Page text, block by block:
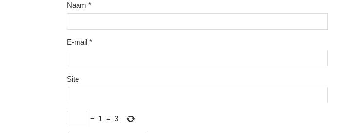
Naam *
E-mail *
Site
− 1 = 3